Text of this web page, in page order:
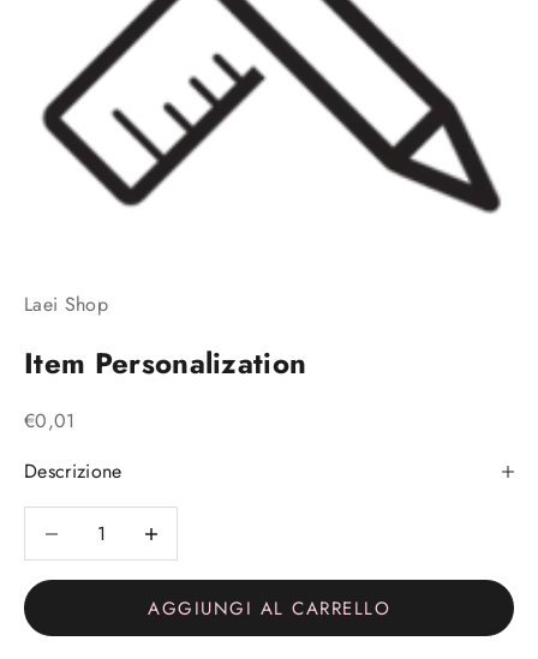
Laei Shop
Item Personalization
Prezzo scontato
€0,01
Descrizione
Diminuisci quantitàDiminuisci quantità
AGGIUNGI AL CARRELLO